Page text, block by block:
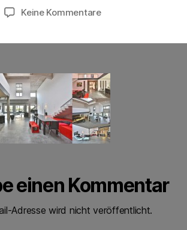
Keine Kommentarezu
einen Kommentar
Adresse wird nicht veröffentlicht.